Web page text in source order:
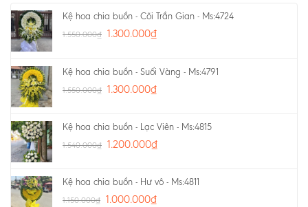
Kệ hoa chia buồn - Cõi Trần Gian - Ms:4724
1.550.000₫ 1.300.000₫
Kệ hoa chia buồn - Suối Vàng - Ms:4791
1.550.000₫ 1.300.000₫
Kệ hoa chia buồn - Lạc Viên - Ms:4815
1.540.000₫ 1.200.000₫
Kệ hoa chia buồn - Hư vô - Ms:4811
1.150.000₫ 1.000.000₫